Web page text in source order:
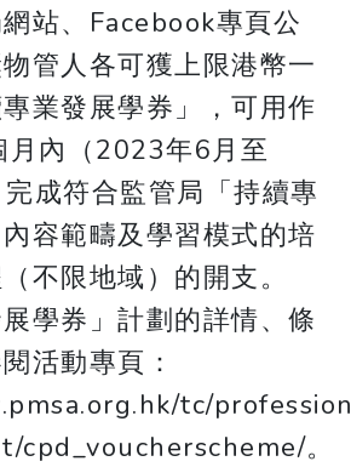
站、Facebook專頁公
管人各可獲上限港幣一
業發展學券」，可用作
月內（2023年6月至
成符合監管局「持續專
容範疇及學習模式的培
不限地域）的開支。
展學券」計劃的詳情、條
活動專頁：
tc/
。